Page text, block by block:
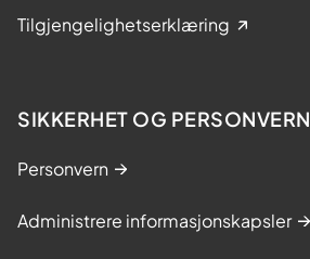
Tilgjengelighetserklæring
SIKKERHET OG PERSONVERN
Personvern
Administrere informasjonskapsler